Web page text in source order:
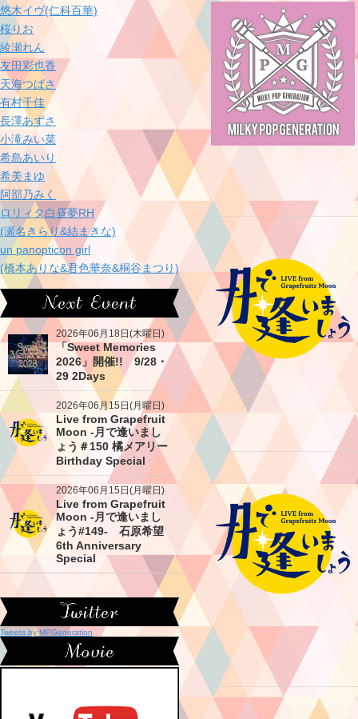
悠木イヴ(仁科百華)
桜りお
綾瀬れん
友田彩也香
天海つばさ
有村千佳
長澤あずさ
小滝みい菜
希島あいり
希美まゆ
阿部乃みく
ロリィタ白昼夢RH
(瀬名きらり&結まきな)
un panopticon girl
(橋本ありな&君色華奈&桐谷まつり)
2026年06月18日(木曜日)
「Sweet Memories
2026」開催!! 9/28・
29 2Days
2026年06月15日(月曜日)
Live from Grapefruit
Moon -月で逢いまし
ょう＃150 橘メアリー
Birthday Special
2026年06月15日(月曜日)
Live from Grapefruit
Moon -月で逢いまし
ょう#149- 石原希望
6th Anniversary
Special
Tweets by MPGeneration